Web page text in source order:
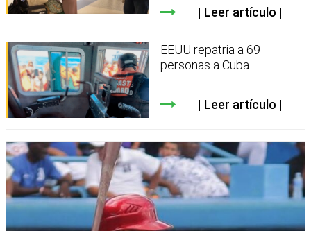
Leer artículo
EEUU repatria a 69
personas a Cuba
Leer artículo